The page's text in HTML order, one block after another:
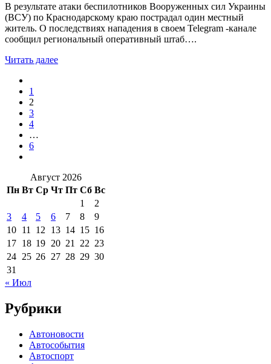
В результате атаки беспилотников Вооруженных сил Украины
(ВСУ) по Краснодарскому краю пострадал один местный
житель. О последствиях нападения в своем Telegram -канале
сообщил региональный оперативный штаб….
Читать далее
1
2
3
4
…
6
Август 2026
Пн Вт Ср Чт Пт Сб Вс
1
2
3
4 5 6 7 8
9
10 11 12 13 14 15 16
17 18 19 20 21 22 23
24 25 26 27 28 29 30
31
« Июл
Рубрики
Автоновости
Автособытия
Автоспорт